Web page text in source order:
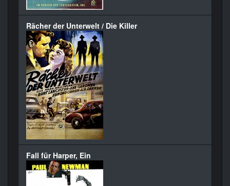
Rächer der Unterwelt / Die Killer
Fall für Harper, Ein